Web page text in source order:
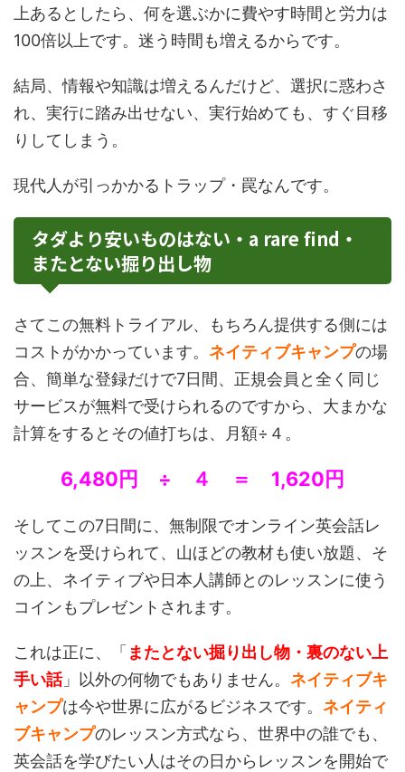
上あるとしたら、何を選ぶかに費やす時間と労力は
100倍以上です。迷う時間も増えるからです。
結局、情報や知識は増えるんだけど、選択に惑わさ
れ、実行に踏み出せない、実行始めても、すぐ目移
りしてしまう。
現代人が引っかかるトラップ・罠なんです。
タダより安いものはない・a rare find・
またとない掘り出し物
さてこの無料トライアル、もちろん提供する側には
コストがかかっています。 ネイティブキャンプの場
合、簡単な登録だけで7日間、正規会員と全く同じ
サービスが無料で受けられるのですから、大まかな
計算をするとその値打ちは、月額÷４。
6,480円 ÷ ４ ＝ 1,620円
そしてこの7日間に、無制限でオンライン英会話レ
ッスンを受けられて、山ほどの教材も使い放題、そ
の上、ネイティブや日本人講師とのレッスンに使う
コインもプレゼントされます。
これは正に、「 またとない掘り出し物・裏のない上
手い話」以外の何物でもありません。 ネイティブキ
ャンプは今や世界に広がるビジネスです。 ネイティ
ブキャンプのレッスン方式なら、世界中の誰でも、
英会話を学びたい人はその日からレッスンを開始で